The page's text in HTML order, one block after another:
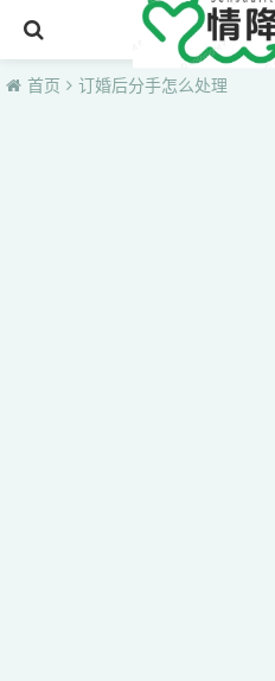
首页
首页 订婚后分手怎么处理